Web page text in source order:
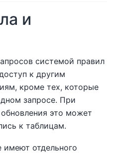
и
системой правил
к другим
кроме тех, которые
запросе. При
это может
к таблицам.
имеют отдельного